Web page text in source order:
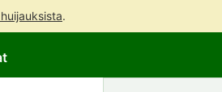
.
sisältöön
sivuston
keskustelu